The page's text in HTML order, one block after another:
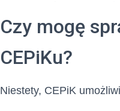
Czy mogę
CEPiKu?
Niestety, CEPiK